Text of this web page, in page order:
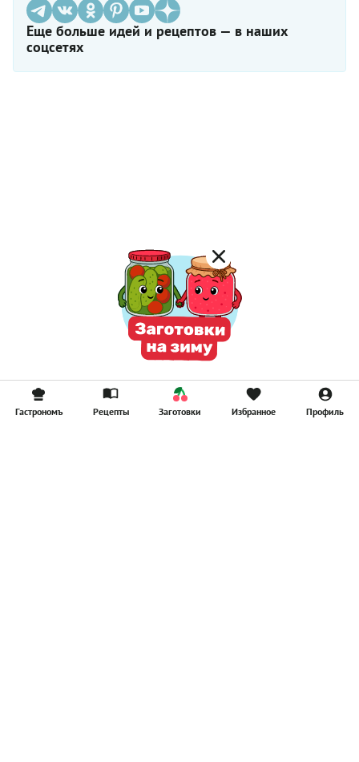
Еще больше идей и рецептов — в наших
соцсетях
Гастрономъ Рецепты Заготовки Избранное Профиль